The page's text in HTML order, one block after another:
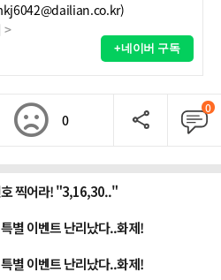
>
+네이버 구독
0
0